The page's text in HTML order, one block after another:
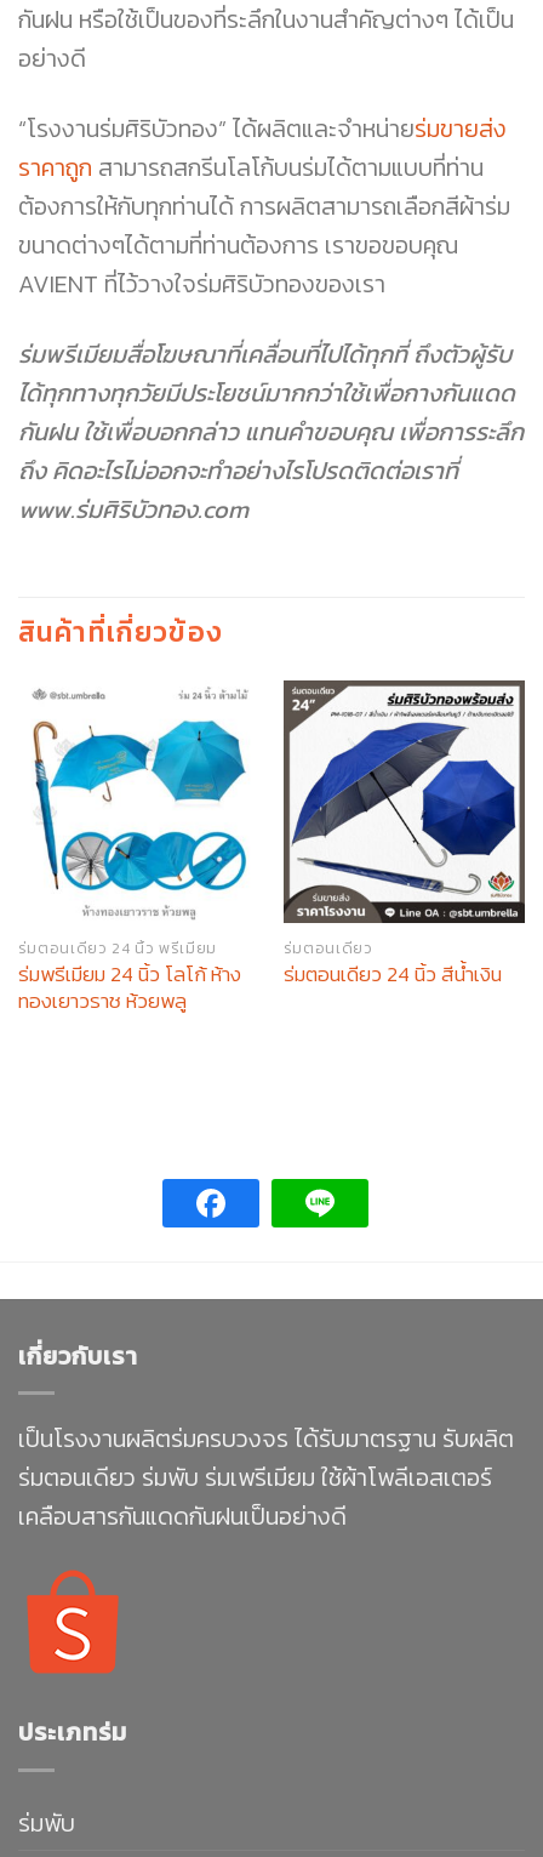
กันฝน หรือใช้เป็นของที่ระลึกในงานสำคัญต่างๆ ได้เป็น
อย่างดี
“โรงงานร่มศิริบัวทอง” ได้ผลิตและจำหน่ายร่มขายส่ง
ราคาถูก สามารถสกรีนโลโก้บนร่มได้ตามแบบที่ท่าน
ต้องการให้กับทุกท่านได้ การผลิตสามารถเลือกสีผ้าร่ม
ขนาดต่างๆได้ตามที่ท่านต้องการ เราขอขอบคุณ
AVIENT ที่ไว้วางใจร่มศิริบัวทองของเรา
ร่มพรีเมียมสื่อโฆษณาที่เคลื่อนที่ไปได้ทุกที่ ถึงตัวผู้รับ
ได้ทุกทางทุกวัยมีประโยชน์มากกว่าใช้เพื่อกางกันแดด
กันฝน ใช้เพื่อบอกกล่าว แทนคำขอบคุณ เพื่อการระลึก
ถึง คิดอะไรไม่ออกจะทำอย่างไรโปรดติดต่อเราที่
www.ร่มศิริบัวทอง.com
สินค้าที่เกี่ยวข้อง
ร่มตอนเดียว 24 นิ้ว พรีเมียม
ร่มพรีเมียม 24 นิ้ว โลโก้ ห้าง
ทองเยาวราช ห้วยพลู
ร่มตอนเดียว
ร่มตอนเดียว 24 นิ้ว สีน้ำเงิน
เกี่ยวกับเรา
เป็นโรงงานผลิตร่มครบวงจร ได้รับมาตรฐาน รับผลิต
ร่มตอนเดียว ร่มพับ ร่มเพรีเมียม ใช้ผ้าโพลีเอสเตอร์
เคลือบสารกันแดดกันฝนเป็นอย่างดี
ประเภทร่ม
ร่มพับ